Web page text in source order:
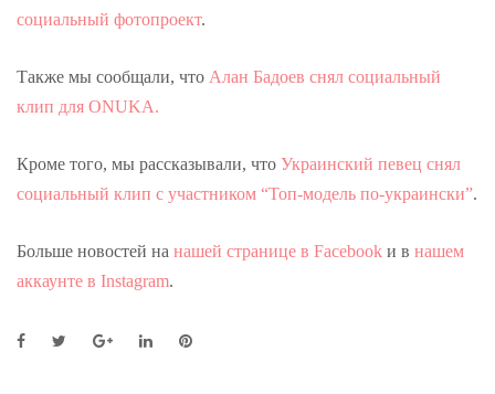
социальный фотопроект.
Также мы сообщали, что Алан Бадоев снял социальный
клип для ONUKA.
Кроме того, мы рассказывали, что Украинский певец снял
социальный клип с участником “Топ-модель по-украински”.
Больше новостей на нашей странице в Facebook и в нашем
аккаунте в Instagram.